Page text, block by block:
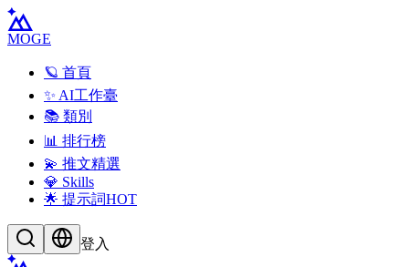
MOGE
🪐 首頁
✨ AI工作臺
📚 類別
📊 排行榜
💫 推文精選
💎 Skills
🌟 提示詞HOT
登入